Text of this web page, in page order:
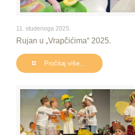
11. studenoga 2025.
Rujan u „Vrapčićima“ 2025.
Pročitaj više...